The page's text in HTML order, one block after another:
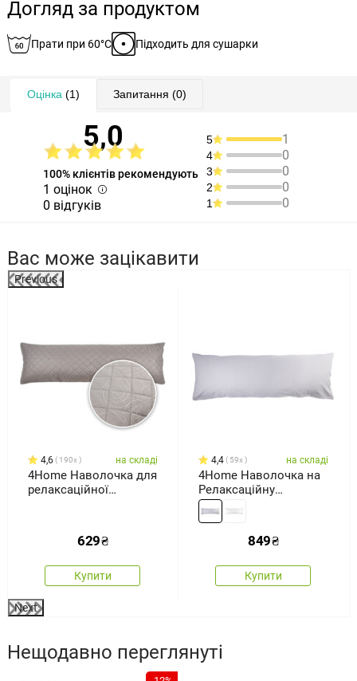
Догляд за продуктом
Прати при 60°C Підходить для сушарки
Оцінка (1) Запитання (0)
5,0
100% клієнтів рекомендують
1 оцінок
0 відгуків
5 1
4 0
3 0
2 0
1 0
Вас може зацікавити
Previous
4,6 190x на складі
4Home Наволочка для
релаксаційної
629₴
Купити
4,4 59x на складі
4Home Наволочка на
Релаксаційну
подушку-обіймашку,
світло-сірий, 55 x 180
849₴
Купити
Next
Нещодавно переглянуті